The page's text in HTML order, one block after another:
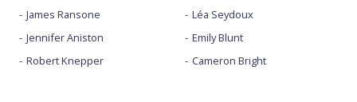
James Ransone
Jennifer Aniston
Robert Knepper
Léa Seydoux
Emily Blunt
Cameron Bright